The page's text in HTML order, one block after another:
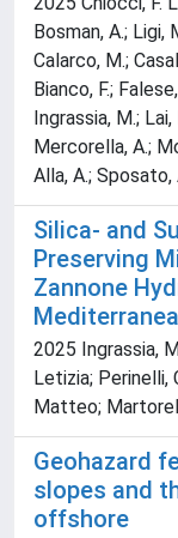
Bosman, A.; Ligi,
Calarco, M.;
Bianco, F.;
Ingrassia, M.;
Mercorella, A.;
Alla, A.; Sposato,
Silica- and
Preserving
Zannone
2025 Ingrassia,
Letizia; Perinelli,
Matteo;
Geohazard
slopes and
offshore